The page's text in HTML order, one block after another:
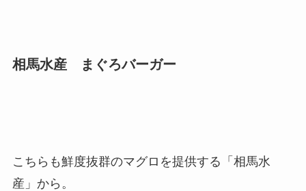
相馬水産 まぐろバーガー
こちらも鮮度抜群のマグロを提供する「相馬水
産」から。